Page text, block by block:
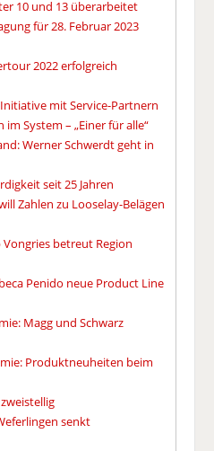
10 und 13 überarbeitet
für 28. Februar 2023
2022 erfolgreich
mit Service-Partnern
im System – „Einer für alle“
Werner Schwerdt geht in
seit 25 Jahren
Zahlen zu Looselay-Belägen
betreut Region
Penido neue Product Line
Magg und Schwarz
Produktneuheiten beim
senkt